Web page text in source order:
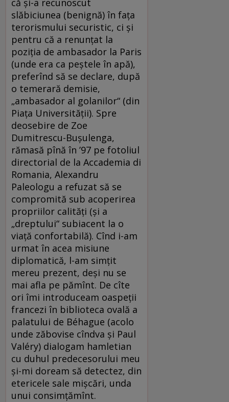
slăbiciunea (benignă) în fața
terorismului securistic, ci și
pentru că a renunțat la
poziția de ambasador la Paris
(unde era ca peștele în apă),
preferînd să se declare, după
o temerară demisie,
„ambasador al golanilor“ (din
Piața Universității). Spre
deosebire de Zoe
Dumitrescu-Bușulenga,
rămasă pînă în ’97 pe fotoliul
directorial de la Accademia di
Romania, Alexandru
Paleologu a refuzat să se
compromită sub acoperirea
propriilor calități (și a
„dreptului“ subiacent la o
viață confortabilă). Cînd i-am
urmat în acea misiune
diplomatică, l-am simțit
mereu prezent, deși nu se
mai afla pe pămînt. De cîte
ori îmi introduceam oaspeții
francezi în biblioteca ovală a
palatului de Béhague (acolo
unde zăbovise cîndva și Paul
Valéry) dialogam hamletian
cu duhul predecesorului meu
și-mi doream să detectez, din
etericele sale mișcări, unda
unui consimțămînt.